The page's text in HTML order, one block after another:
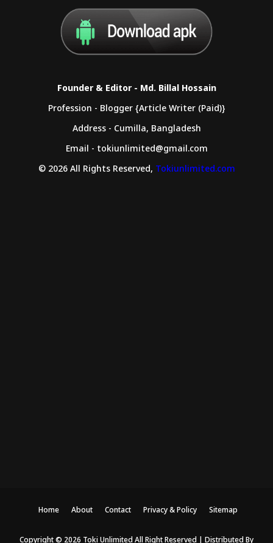
Founder & Editor - Md. Billal Hossain
Profession - Blogger {Article Writer (Paid)}
Address - Cumilla, Bangladesh
Email - tokiunlimited@gmail.com
© 2026 All Rights Reserved, Tokiunlimited.com
Home About Contact Privacy & Policy Sitemap
Copyright © 2026 Toki Unlimited All Right Reserved | Distributed By